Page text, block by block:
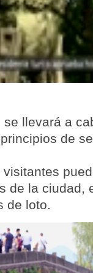
llevará a
de
de la ciudad,
de loto.